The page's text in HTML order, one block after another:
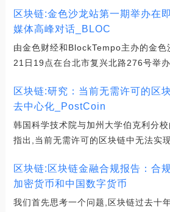
区块链:金色沙龙站第一期举办在
媒体高峰对话_BLOC
由金色财经和BlockTempo主办的金色
21日19点在台北市复兴北路276号举办.
区块链:研究：当前无需许可的区
去中心化_PostCoin
韩国科学技术院与加州大学伯克利分
指出,当前无需许可的区块链中无法实
区块链:区块链金融合规报告：合
加密货币和中国数字货币
我们首先思考一个问题,区块链过去十